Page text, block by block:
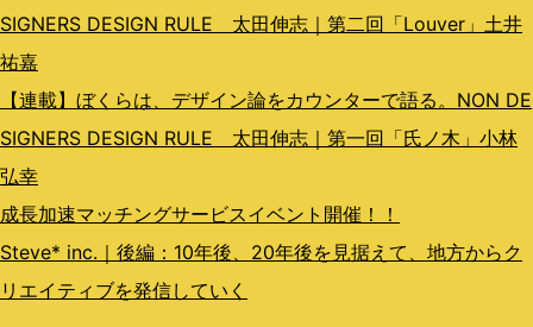
SIGNERS DESIGN RULE 太田伸志｜第二回「Louver」土井
祐嘉
【連載】ぼくらは、デザイン論をカウンターで語る。NON DE
SIGNERS DESIGN RULE 太田伸志｜第一回「氏ノ木」小林
弘幸
成長加速マッチングサービスイベント開催！！
Steve* inc.｜後編：10年後、20年後を見据えて、地方からク
リエイティブを発信していく